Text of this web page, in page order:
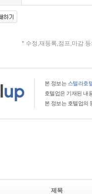
* 수정,재등록,점프,마감
본 정보는 스텔라호
호텔업은 기재된 내
본 정보는 호텔업의
제목